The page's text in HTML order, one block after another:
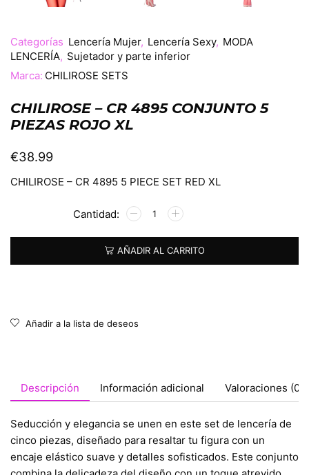
Categorías Lencería Mujer, Lencería Sexy, MODA
LENCERÍA, Sujetador y parte inferior
Marca: CHILIROSE SETS
CHILIROSE – CR 4895 CONJUNTO 5
PIEZAS ROJO XL
€38.99
CHILIROSE – CR 4895 5 PIECE SET RED XL
AÑADIR AL CARRITO
Alternative:
Añadir a la lista de deseos
Descripción Información adicional Valoraciones (0)
Seducción y elegancia se unen en este set de lencería de
cinco piezas, diseñado para resaltar tu figura con un
encaje elástico suave y detalles sofisticados. Este conjunto